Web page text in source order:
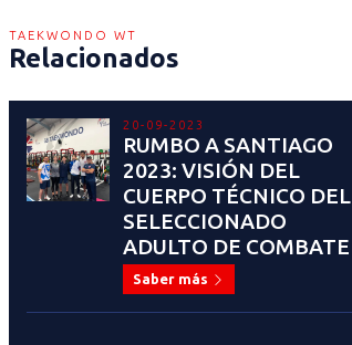
TAEKWONDO WT
Relacionados
20-09-2023
RUMBO A SANTIAGO
2023: VISIÓN DEL
CUERPO TÉCNICO DEL
SELECCIONADO
ADULTO DE COMBATE
Saber más